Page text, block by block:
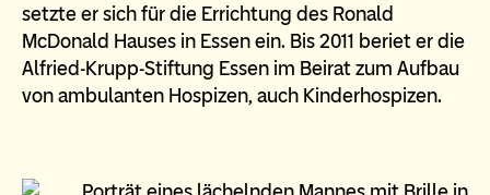
setzte er sich für die Errichtung des Ronald
McDonald Hauses in Essen ein. Bis 2011 beriet er die
Alfried-Krupp-Stiftung Essen im Beirat zum Aufbau
von ambulanten Hospizen, auch Kinderhospizen.